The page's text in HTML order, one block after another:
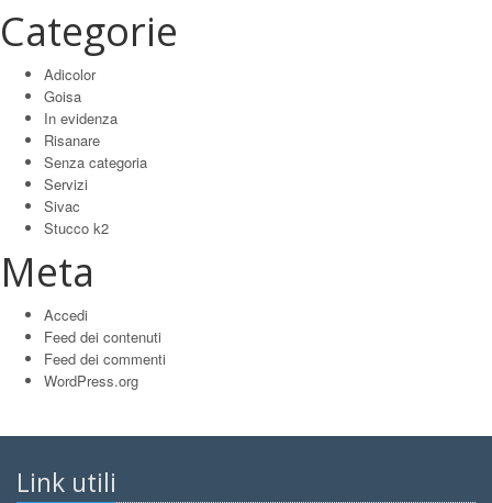
Categorie
Adicolor
Goisa
In evidenza
Risanare
Senza categoria
Servizi
Sivac
Stucco k2
Meta
Accedi
Feed dei contenuti
Feed dei commenti
WordPress.org
Link utili